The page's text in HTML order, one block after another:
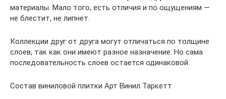
материалы. Мало того, есть отличия и по ощущениям —
не блестит, не липнет.
Коллекции друг от друга могут отличаться по толщине
слоев, так как они имеют разное назначение. Но сама
последовательность слоев остается одинаковой.
Состав виниловой плитки Арт Винил Таркетт